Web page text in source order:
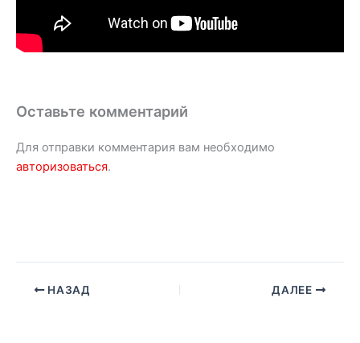
Оставьте комментарий
Для отправки комментария вам необходимо
авторизоваться.
НАЗАД ДАЛЕЕ